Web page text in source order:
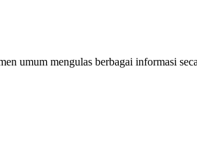
umum mengulas berbagai informasi